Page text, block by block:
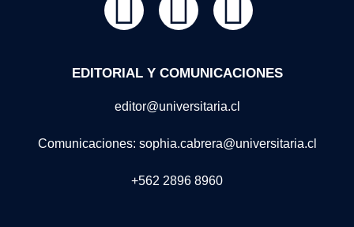
EDITORIAL Y COMUNICACIONES
editor@universitaria.cl
Comunicaciones: sophia.cabrera@universitaria.cl
+562 2896 8960